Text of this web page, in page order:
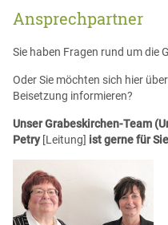
Ansprechpartner
Sie haben Fragen rund um die
Oder Sie möchten sich hier
Beisetzung informieren?
Unser Grabeskirchen-Team
Petry[Leitung] ist gerne für